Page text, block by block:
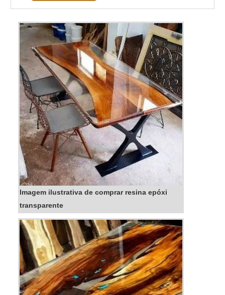
limpeza de pavimentos de madeira acabados,
que proporciona uma limpeza eficaz, Adequado
tanto para pavimentos residenciais, como para
quan...
Imagem ilustrativa de comprar resina epóxi
transparente